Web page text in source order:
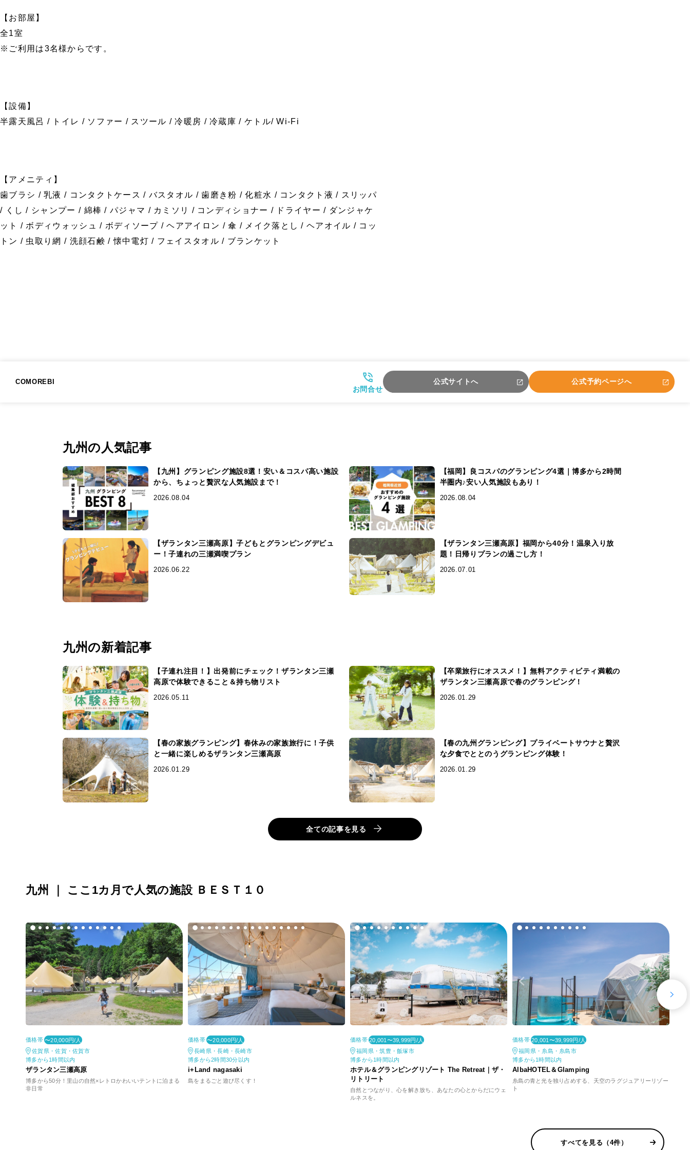
【お部屋】
全1室
※ご利用は3名様からです。
【設備】
半露天風呂 / トイレ / ソファー / スツール / 冷暖房 / 冷蔵庫 / ケトル/ Wi-Fi
【アメニティ】
歯ブラシ / 乳液 / コンタクトケース / バスタオル / 歯磨き粉 / 化粧水 / コンタクト液 / スリッパ
/ くし / シャンプー / 綿棒 / パジャマ / カミソリ / コンディショナー / ドライヤー / ダンジャケ
ット / ボディウォッシュ / ボディソープ / ヘアアイロン / 傘 / メイク落とし / ヘアオイル / コッ
トン / 虫取り網 / 洗顔石鹸 / 懐中電灯 / フェイスタオル / ブランケット
COMOREBI
お問合せ
公式サイトへ 公式予約ページへ
九州の人気記事
【九州】グランピング施設8選！安い＆コスパ高い施設
から、ちょっと贅沢な人気施設まで！
2026.08.04
【福岡】良コスパのグランピング4選｜博多から2時間
半圏内♪安い人気施設もあり！
2026.08.04
【ザランタン三瀬高原】子どもとグランピングデビュ
ー！子連れの三瀬満喫プラン
2026.06.22
【ザランタン三瀬高原】福岡から40分！温泉入り放
題！日帰りプランの過ごし方！
2026.07.01
九州の新着記事
【子連れ注目！】出発前にチェック！ザランタン三瀬
高原で体験できること＆持ち物リスト
2026.05.11
【卒業旅行にオススメ！】無料アクティビティ満載の
ザランタン三瀬高原で春のグランピング！
2026.01.29
【春の家族グランピング】春休みの家族旅行に！子供
と一緒に楽しめるザランタン三瀬高原
2026.01.29
【春の九州グランピング】プライベートサウナと贅沢
な夕食でととのうグランピング体験！
2026.01.29
全ての記事を見る
九州 ｜ ここ1カ月で人気の施設 ＢＥＳＴ１０
価格帯 〜20,000円/人
佐賀県・佐賀・佐賀市
博多から1時間以内
ザランタン三瀬高原
博多から50分！里山の自然×レトロかわいいテントに泊まる
非日常
価格帯 〜20,000円/人
長崎県・長崎・長崎市
博多から2時間30分以内
i+Land nagasaki
島をまるごと遊び尽くす！
価格帯 20,001〜39,999円/人
福岡県・筑豊・飯塚市
博多から1時間以内
ホテル＆グランピングリゾート The Retreat｜ザ・
リトリート
自然とつながり、心を解き放ち、あなたの心とからだにウェ
ルネスを。
価格帯 20,001〜39,999円/人
福岡県・糸島・糸島市
博多から1時間以内
AlbaHOTEL＆Glamping
糸島の青と光を独り占めする、天空のラグジュアリーリゾー
ト
すべてを見る（4件）